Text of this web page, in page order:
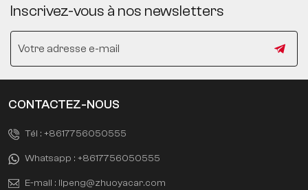
Inscrivez-vous à nos newsletters
CONTACTEZ-NOUS
Tél : +8617756050555
Whatsapp : +8617756050555
E-mail : lipeng@zhuoyacar.com